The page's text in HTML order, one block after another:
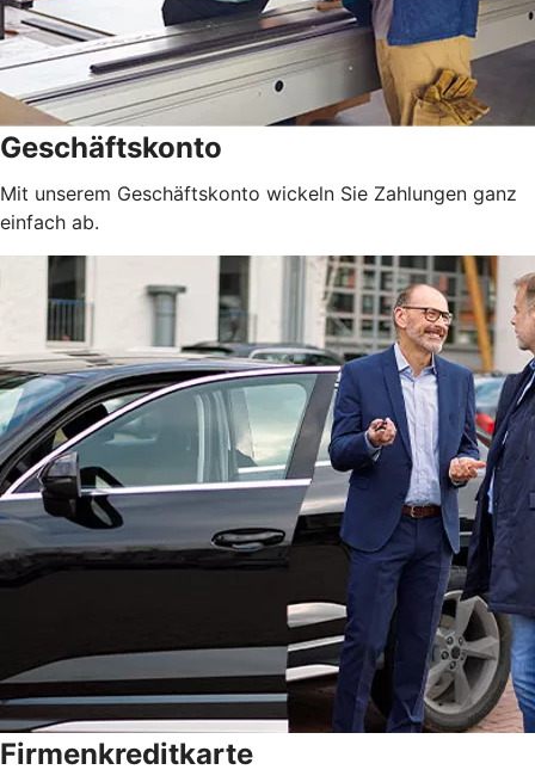
Geschäftskonto
Mit unserem Geschäftskonto wickeln Sie Zahlungen ganz
einfach ab.
Firmenkreditkarte